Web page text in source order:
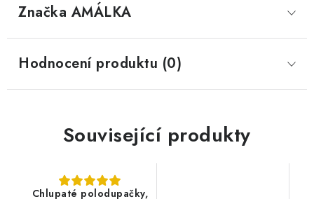
Značka AMÁLKA
Hodnocení produktu (0)
Související produkty
Chlupaté polodupačky,